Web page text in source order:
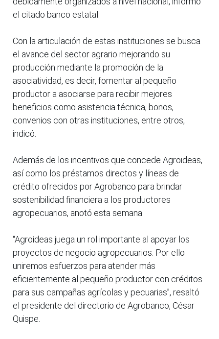
el citado banco estatal.
Con la articulación de estas instituciones se busca
el avance del sector agrario mejorando su
producción mediante la promoción de la
asociatividad, es decir, fomentar al pequeño
productor a asociarse para recibir mejores
beneficios como asistencia técnica, bonos,
convenios con otras instituciones, entre otros,
indicó.
Además de los incentivos que concede Agroideas,
así como los préstamos directos y líneas de
crédito ofrecidos por Agrobanco para brindar
sostenibilidad financiera a los productores
agropecuarios, anotó esta semana.
“Agroideas juega un rol importante al apoyar los
proyectos de negocio agropecuarios. Por ello
uniremos esfuerzos para atender más
eficientemente al pequeño productor con créditos
para sus campañas agrícolas y pecuarias”, resaltó
el presidente del directorio de Agrobanco, César
Quispe.